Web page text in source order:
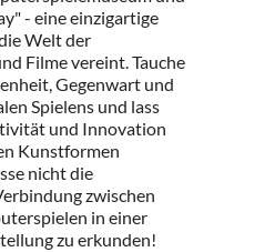
- eine einzigartige
Welt der
Filme vereint. Tauche
Gegenwart und
Spielens und lass
und Innovation
Kunstformen
nicht die
zwischen
in einer
zu erkunden!